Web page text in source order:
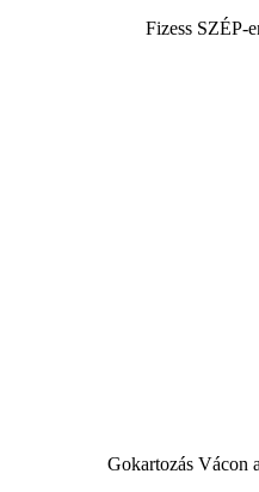
Fizess SZÉP-
Gokartozás Vácon